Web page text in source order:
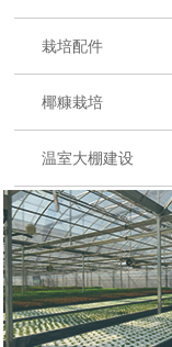
栽培配件
椰糠栽培
温室大棚建设